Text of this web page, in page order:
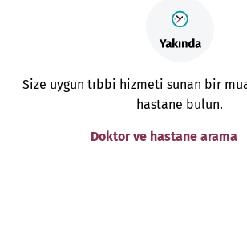
Size uygun tıbbi hizmeti sunan bir
hastane bulun.
Doktor ve hastane arama